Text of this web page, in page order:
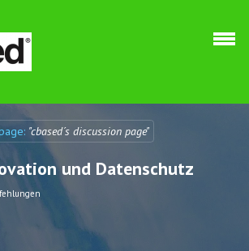
"cbased´s discussion page"
und Datenschutz